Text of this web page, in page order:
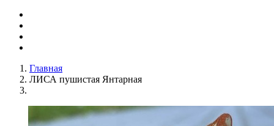
Главная
ЛИСА пушистая Янтарная